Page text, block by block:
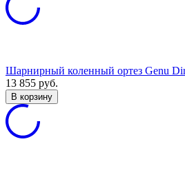
Шарнирный коленный ортез Genu
13 855 руб.
В корзину